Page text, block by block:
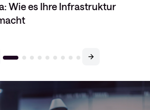
Wie es Ihre Infrastruktur